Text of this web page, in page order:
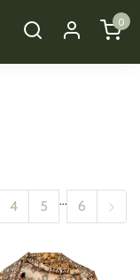
0
4 5 ... 6